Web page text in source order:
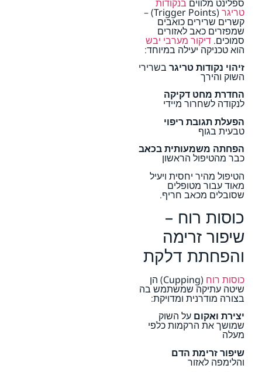
ספלינט מלוויםבנקודות
טריגר (Trigger Points) –
קשרים שרירים כואבים
שמפזרים כאב לאזורים
סמוכים. דיקור מערבי יבש
הוא טכניקה יעילה במיוחד:
זיהוי נקודות טריגר בשרירי
השוק והירך
החדרת מחט דקיקה
לנקודה לשחרור מיידי
הפעלת תגובת ריפוי
טבעית בגוף
הפחתה משמעותית בכאב
כבר מהטיפול הראשון
הטיפול מהיר יחסית ויעיל
מאוד עבור מטופלים
שסובלים מכאב חריף.
כוסות רוח –
שיפור זרימה
והפחתת דלקת
כוסות רוח (Cupping) הן
שיטה עתיקה שמשתמש בה
בצורה מודרנית ומדויקת:
יצירת ואקום על השוק
שמושך את הרקמות כלפי
מעלה
שיפור זרימת הדם
והלימפה לאזור